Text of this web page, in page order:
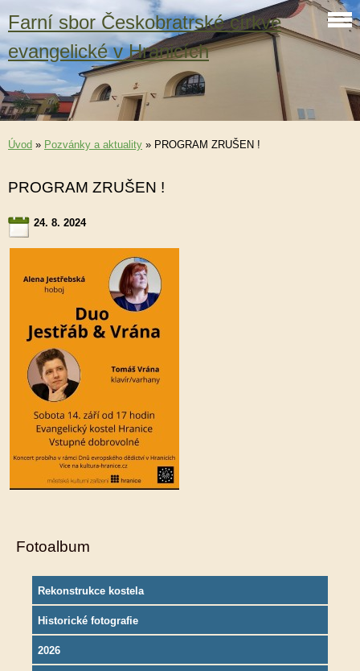
Farní sbor Českobratrské církve
evangelické v Hranicích
Úvod » Pozvánky a aktuality » PROGRAM ZRUŠEN !
PROGRAM ZRUŠEN !
24. 8. 2024
Fotoalbum
Rekonstrukce kostela
Historické fotografie
2026